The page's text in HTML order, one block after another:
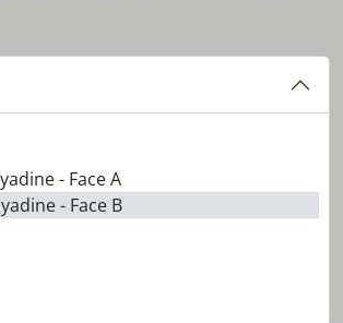
- Face A
- Face B